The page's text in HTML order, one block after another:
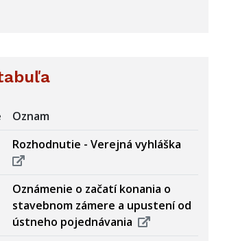
Oznam
Rozhodnutie - Verejná vyhláška
Oznámenie o začatí konania o
stavebnom zámere a upustení od
ústneho pojednávania